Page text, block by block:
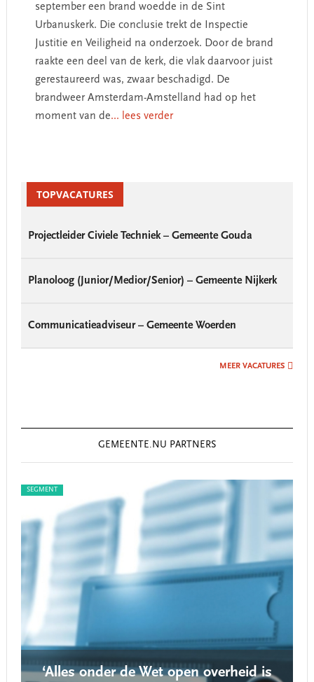
september een brand woedde in de Sint
Urbanuskerk. Die conclusie trekt de Inspectie
Justitie en Veiligheid na onderzoek. Door de brand
raakte een deel van de kerk, die vlak daarvoor juist
gerestaureerd was, zwaar beschadigd. De
brandweer Amsterdam-Amstelland had op het
moment van de... lees verder
SidebarTOPVACATURES
Projectleider Civiele Techniek – Gemeente Gouda
Planoloog (Junior/Medior/Senior) – Gemeente Nijkerk
Communicatieadviseur – Gemeente Woerden
MEER VACATURES
GEMEENTE.NU PARTNERS
SEGMENT
‘Alles onder de Wet open overheid is